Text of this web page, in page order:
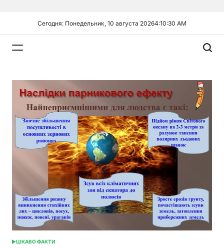
содержимому
Сегодня: Понедельник, 10 августа 20264:10:31 AM
ОПУБЛИКОВАНО
ЦІКАВО ФАКТИ